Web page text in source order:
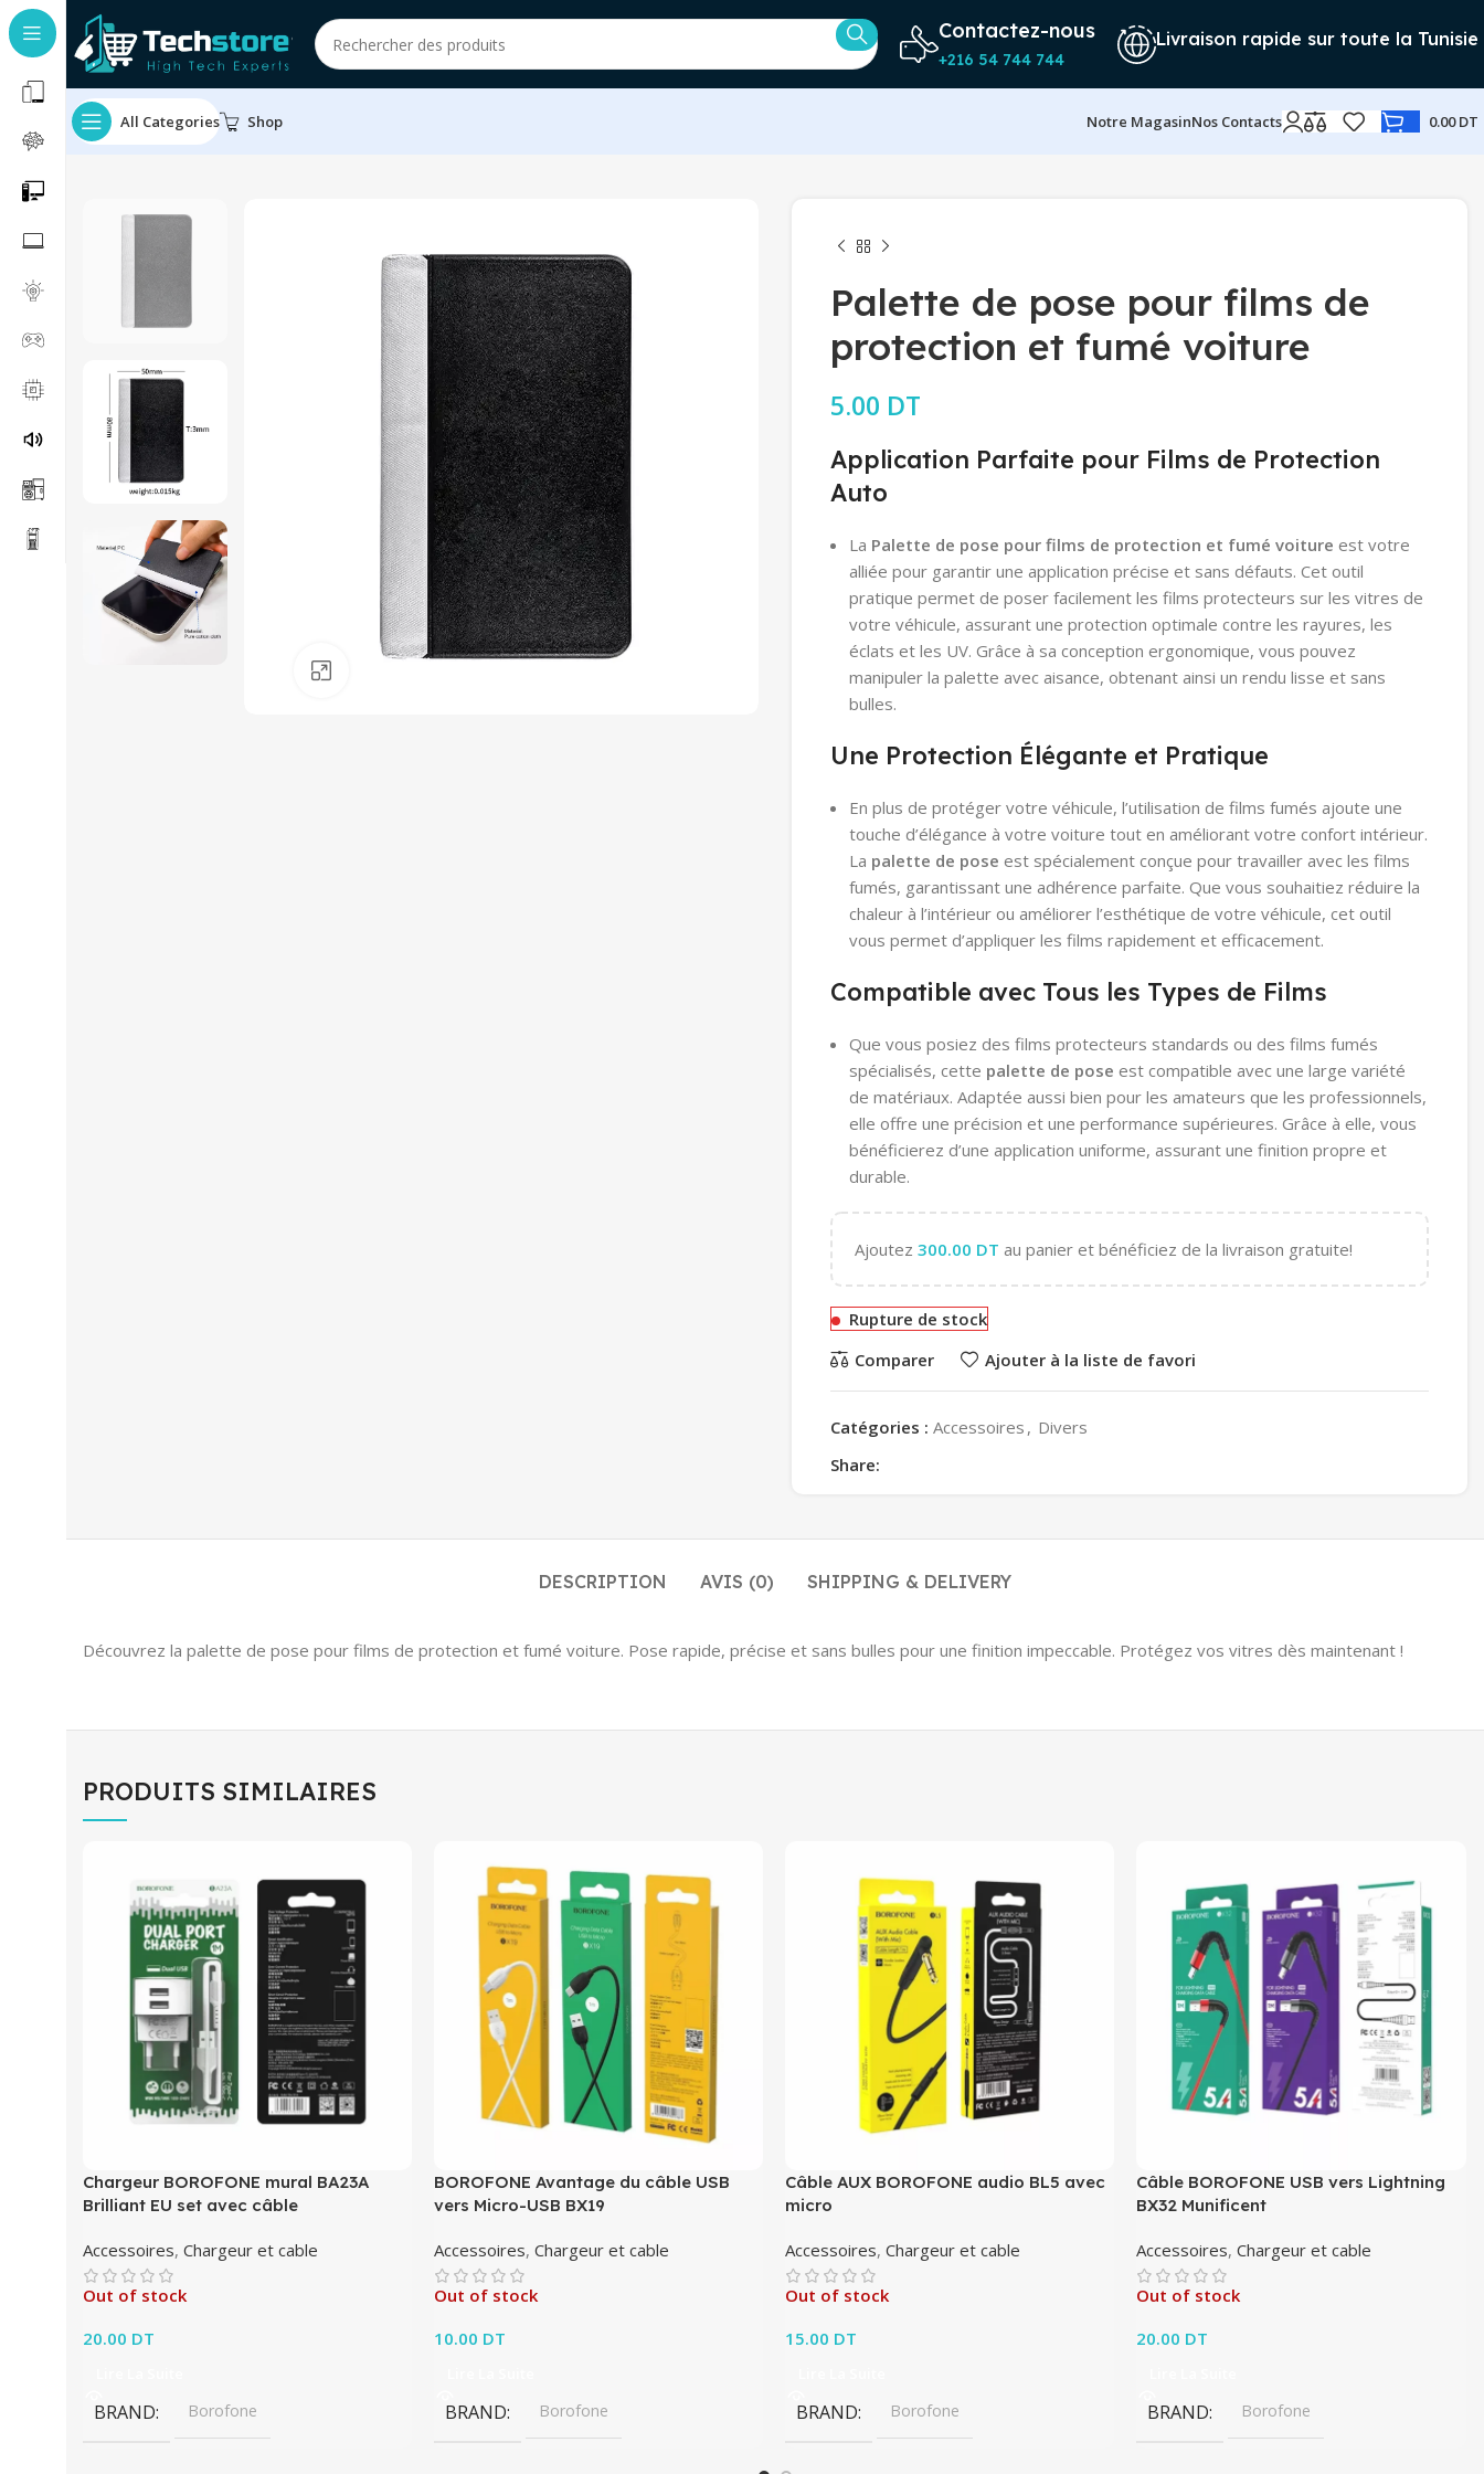
Contactez-nous
+216 54 744 744
Livraison rapide sur toute la Tunisie
All Categories Shop Notre MagasinNos Contacts 0.00DT
Palette de pose pour films de
protection et fumé voiture
5.00 DT
Application Parfaite pour Films de Protection
Auto
La Palette de pose pour films de protection et fumé voiture est votre
alliée pour garantir une application précise et sans défauts. Cet outil
pratique permet de poser facilement les films protecteurs sur les vitres de
votre véhicule, assurant une protection optimale contre les rayures, les
éclats et les UV. Grâce à sa conception ergonomique, vous pouvez
manipuler la palette avec aisance, obtenant ainsi un rendu lisse et sans
bulles.
Une Protection Élégante et Pratique
En plus de protéger votre véhicule, l’utilisation de films fumés ajoute une
touche d’élégance à votre voiture tout en améliorant votre confort intérieur.
La palette de pose est spécialement conçue pour travailler avec les films
fumés, garantissant une adhérence parfaite. Que vous souhaitiez réduire la
chaleur à l’intérieur ou améliorer l’esthétique de votre véhicule, cet outil
vous permet d’appliquer les films rapidement et efficacement.
Compatible avec Tous les Types de Films
Que vous posiez des films protecteurs standards ou des films fumés
spécialisés, cette palette de pose est compatible avec une large variété
de matériaux. Adaptée aussi bien pour les amateurs que les professionnels,
elle offre une précision et une performance supérieures. Grâce à elle, vous
bénéficierez d’une application uniforme, assurant une finition propre et
durable.
Ajoutez 300.00 DT au panier et bénéficiez de la livraison gratuite!
Rupture de stock
Comparer
Ajouter à la liste de favori
Catégories : Accessoires , Divers
Share:
DESCRIPTION AVIS (0) SHIPPING & DELIVERY
Découvrez la palette de pose pour films de protection et fumé voiture. Pose rapide, précise et sans bulles pour une finition impeccable. Protégez vos vitres dès maintenant !
PRODUITS SIMILAIRES
Chargeur BOROFONE mural BA23A
Brilliant EU set avec câble
Accessoires, Chargeur et cable
Out of stock
20.00 DT
BRAND Borofone
BOROFONE Avantage du câble USB
vers Micro-USB BX19
Accessoires,Chargeur et cable
Out of stock
10.00 DT
BRAND Borofone
Câble AUX BOROFONE audio BL5 avec
micro
Accessoires,Chargeur et cable
Out of stock
15.00 DT
BRAND Borofone
Câble BOROFONE USB vers Lightning
BX32 Munificent
Accessoires,Chargeur et cable
Out of stock
20.00 DT
BRAND Borofone